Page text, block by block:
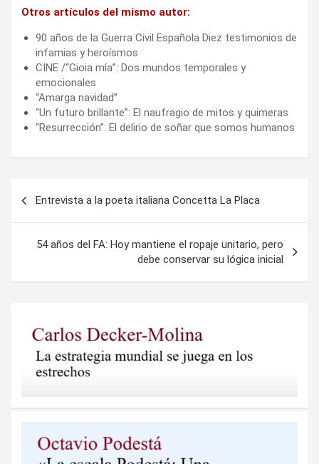
Otros artículos del mismo autor:
90 años de la Guerra Civil Española Diez testimonios de
infamias y heroísmos
CINE /“Gioia mía”: Dos mundos temporales y
emocionales
“Amarga navidad”
“Un futuro brillante”: El naufragio de mitos y quimeras
“Resurrección”: El delirio de soñar que somos humanos
entradas
Entrevista a la poeta italiana Concetta La Placa
54 años del FA: Hoy mantiene el ropaje unitario, pero
debe conservar su lógica inicial